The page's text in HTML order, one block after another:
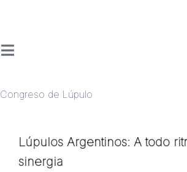
Congreso de Lúpulo
Lúpulos Argentinos: A todo
sinergia